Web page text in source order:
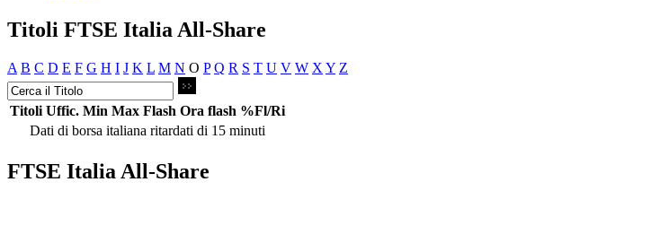
Titoli FTSE Italia All-Share
A B C D E F G H I J K L M N O P Q R S T U V W X Y Z
Titoli Uffic. Min Max Flash Ora flash %Fl/Ri
Dati di borsa italiana ritardati di 15 minuti
FTSE Italia All-Share